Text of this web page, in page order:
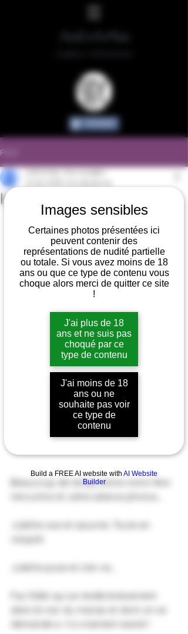
Images sensibles
Certaines photos présentées ici
peuvent contenir des
représentations de nudité partielle
ou totale. Si vous avez moins de 18
ans ou que ce type de contenu vous
choque alors merci de quitter ce site
!
J'ai plus de 18
ans et ne suis pas
choqué par ce
type de contenu
J'ai moins de 18
ans ou ne
souhaite pas voir
ce type de
contenu
Build a FREE AI website with AI Website
Builder
AnErArNa
Post
Insaisissable Juliette
AnErArNa / Eric Guilbert
Beaucoup de temps entre notre 1ère
Juliette ose et assume. Toute en
volupté.
Juliette pose et s'en va...
Feu follet qui se révèle brièvement
dans le noir du marais et dont on se
demande si  il a vraiment existé !